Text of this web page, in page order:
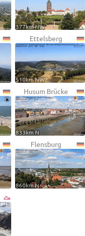
377km NW
Ettelsberg
510km NW
Husum Brücke
833km N
Flensburg
860km N